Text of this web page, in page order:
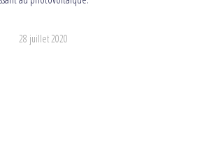
28 juillet 2020